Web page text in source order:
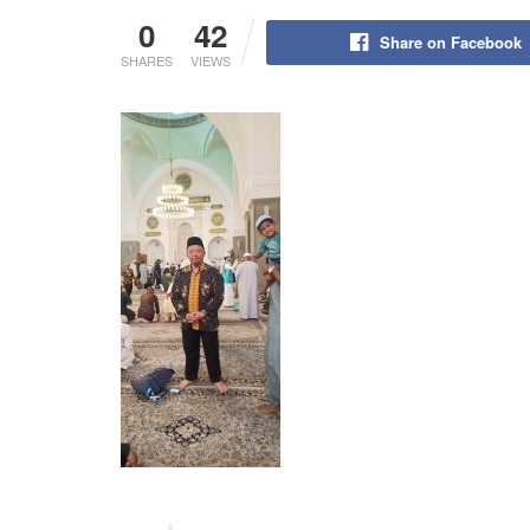
0
SHARES
42
VIEWS
Share on Facebook